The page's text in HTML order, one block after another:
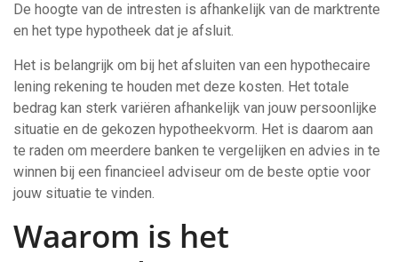
De hoogte van de intresten is afhankelijk van de marktrente
en het type hypotheek dat je afsluit.
Het is belangrijk om bij het afsluiten van een hypothecaire
lening rekening te houden met deze kosten. Het totale
bedrag kan sterk variëren afhankelijk van jouw persoonlijke
situatie en de gekozen hypotheekvorm. Het is daarom aan
te raden om meerdere banken te vergelijken en advies in te
winnen bij een financieel adviseur om de beste optie voor
jouw situatie te vinden.
Waarom is het